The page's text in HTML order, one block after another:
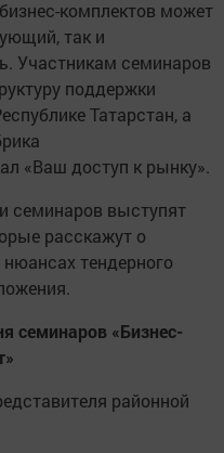
комплектов может
так и
Участникам семинаров
поддержки
Татарстан, а
«Ваш доступ к рынку».
семинаров выступят
расскажут о
нюансах тендерного
семинаров «Бизнес-
районной